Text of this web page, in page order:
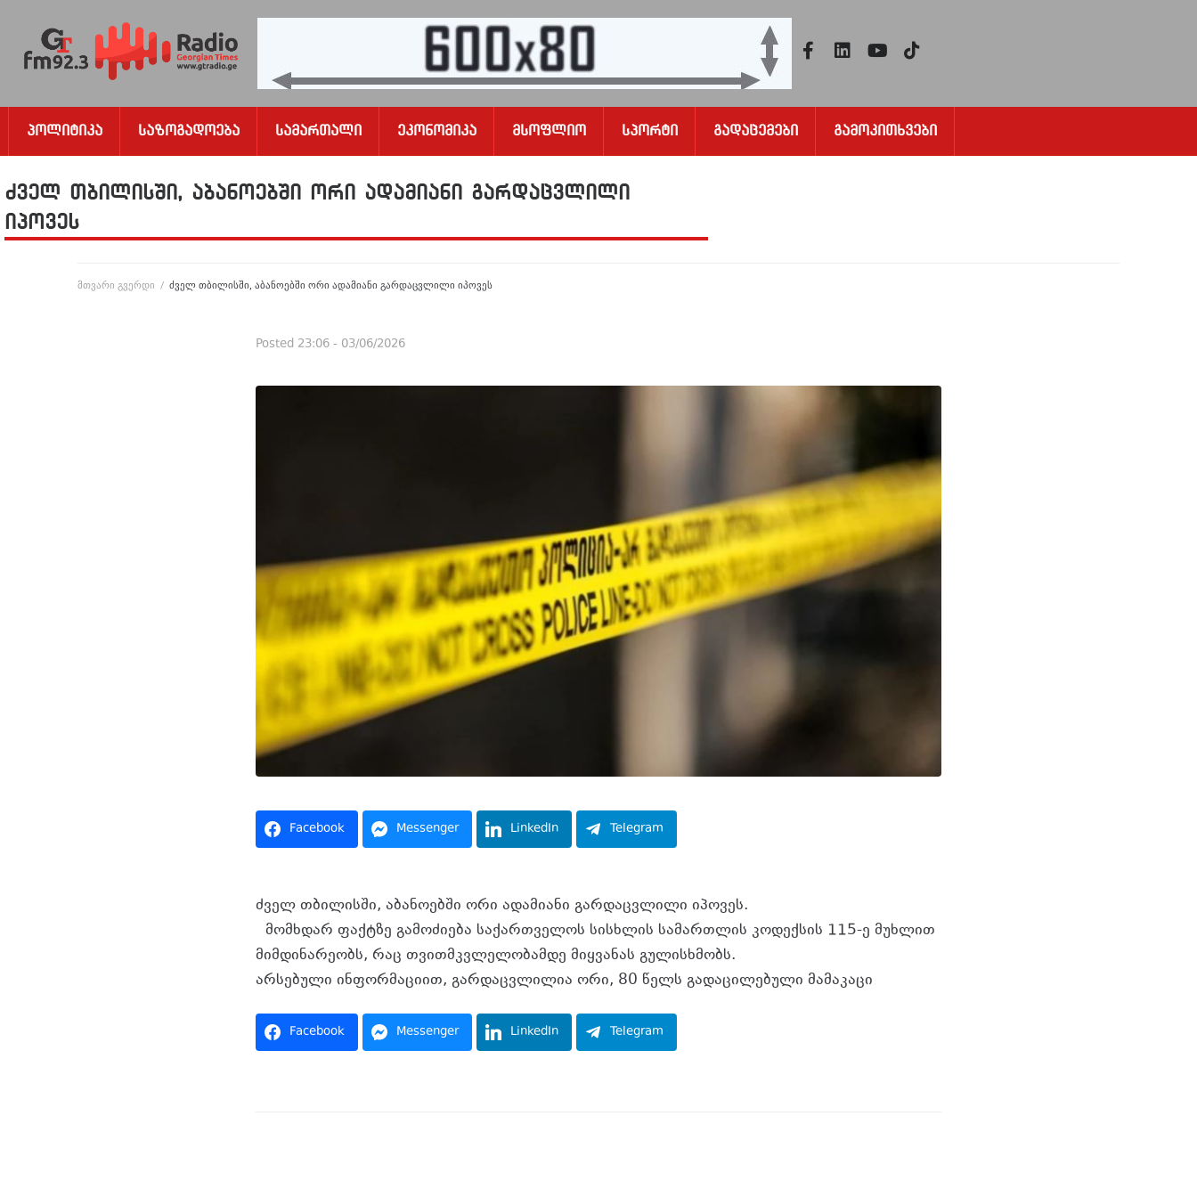
Პოლიტიკა Საზოგადოება Სამართალი Ეკონომიკა Მსოფლიო Სპორტი Გადაცემები Გამოკითხვები
ძველ თბილისში, აბანოებში ორი ადამიანი გარდაცვლილი
იპოვეს
მთვარი გვერდი / ძველ თბილისში, აბანოებში ორი ადამიანი გარდაცვლილი იპოვეს
Posted 23:06 - 03/06/2026
Facebook Messenger LinkedIn Telegram
ძველ თბილისში, აბანოებში ორი ადამიანი გარდაცვლილი იპოვეს.
მომხდარ ფაქტზე გამოძიება საქართველოს სისხლის სამართლის კოდექსის 115-ე მუხლით
მიმდინარეობს, რაც თვითმკვლელობამდე მიყვანას გულისხმობს.
არსებული ინფორმაციით, გარდაცვლილია ორი, 80 წელს გადაცილებული მამაკაცი
Facebook Messenger LinkedIn Telegram